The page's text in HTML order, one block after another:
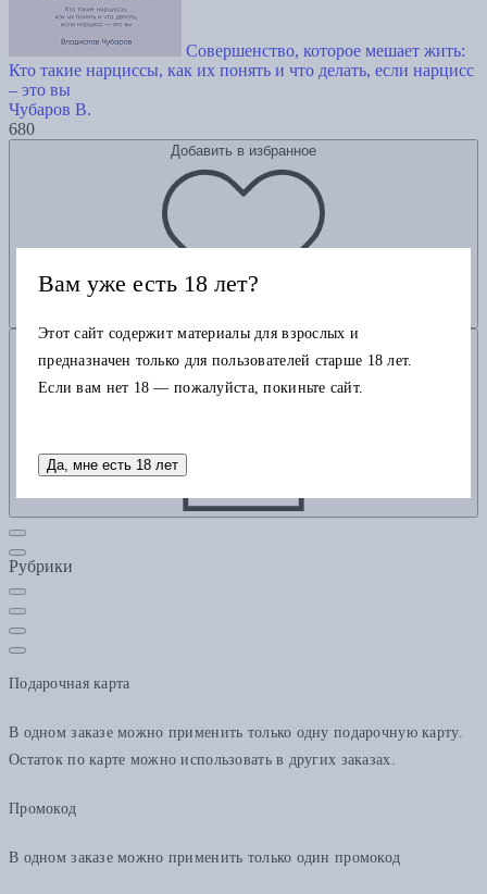
Совершенство, которое мешает жить:
Кто такие нарциссы, как их понять и что делать, если нарцисс
– это вы
Чубаров В.
680
Добавить в избранное
Добавить в корзину
Рубрики
Подарочная карта
В одном заказе можно применить только одну подарочную карту.
Остаток по карте можно использовать в других заказах.
Промокод
В одном заказе можно применить только один промокод
Вам уже есть 18 лет?
Этот сайт содержит материалы для взрослых и
предназначен только для пользователей старше 18 лет.
Если вам нет 18 — пожалуйста, покиньте сайт.
Да, мне есть 18 лет